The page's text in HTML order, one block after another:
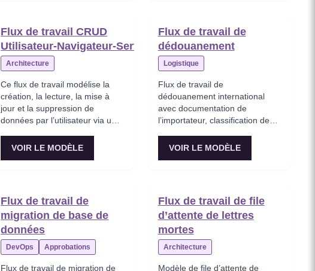
Flux de travail CRUD
Utilisateur‑Navigateur‑Serveur
Architecture
Ce flux de travail modélise la
création, la lecture, la mise à
jour et la suppression de
données par l’utilisateur via un
VOIR LE MODÈLE
Flux de travail de
dédouanement
Logistique
Flux de travail de
dédouanement international
avec documentation de
l’importateur, classification des
douane, calcul des droits,
VOIR LE MODÈLE
Flux de travail de
migration de base de
données
DevOps Approbations
Flux de travail de migration de
Flux de travail de file
d’attente de lettres
mortes
Architecture
Modèle de file d’attente de